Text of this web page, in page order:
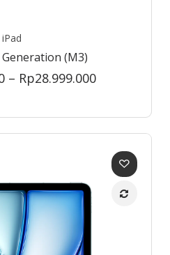
iPad
Generation (M3)
– Rp28.999.000Price